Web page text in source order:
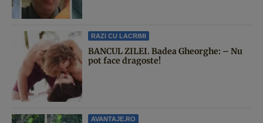
RAZI CU LACRIMI
BANCUL ZILEI. Badea Gheorghe: – Nu
pot face dragoste!
AVANTAJE.RO